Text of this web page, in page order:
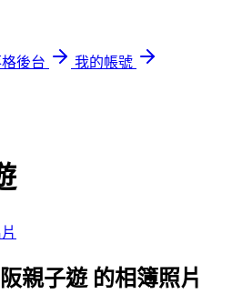
後台
我的帳號
親子遊 的相簿照片